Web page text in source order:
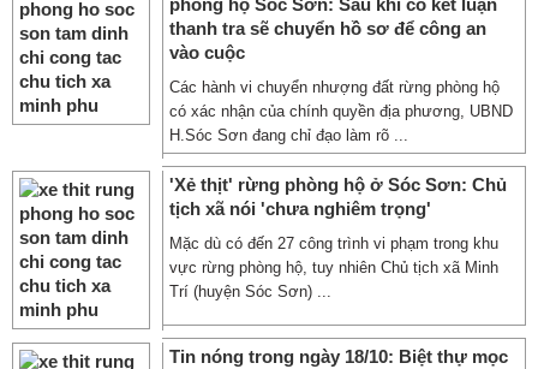
phòng hộ Sóc Sơn: Sau khi có kết luận
thanh tra sẽ chuyển hồ sơ để công an
vào cuộc
Các hành vi chuyển nhượng đất rừng phòng hộ
có xác nhận của chính quyền địa phương, UBND
H.Sóc Sơn đang chỉ đạo làm rõ ...
'Xẻ thịt' rừng phòng hộ ở Sóc Sơn: Chủ
tịch xã nói 'chưa nghiêm trọng'
Mặc dù có đến 27 công trình vi phạm trong khu
vực rừng phòng hộ, tuy nhiên Chủ tịch xã Minh
Trí (huyện Sóc Sơn) ...
Tin nóng trong ngày 18/10: Biệt thự mọc